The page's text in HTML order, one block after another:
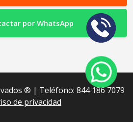
por WhatsApp
®︎ | Teléfono: 844 186 7079
de privacidad